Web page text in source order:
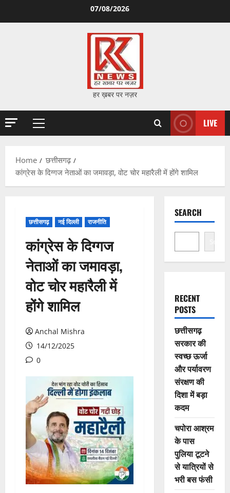
07/08/2026
हर ख़बर पर नज़र
Primary
LIVE
Home
छत्तीसगढ़
कांग्रेस के दिग्गज नेताओं का जमावड़ा, वोट चोर महारैली में होंगे शामिल
छत्तीसगढ़ नई दिल्ली राजनीति
कांग्रेस के दिग्गज
नेताओं का जमावड़ा,
वोट चोर महारैली में
होंगे शामिल
Anchal Mishra
14/12/2025
0
SEARCH
Search
RECENT
POSTS
छत्तीसगढ़
सरकार की
स्वच्छ ऊर्जा
और पर्यावरण
संरक्षण की
दिशा में बड़ा
कदम
चपोरा आश्रम
के पास
पुलिया टूटने
से यात्रियों से
भरी बस फंसी